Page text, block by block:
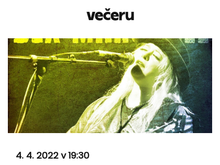
večeru
4. 4. 2022 v 19:30